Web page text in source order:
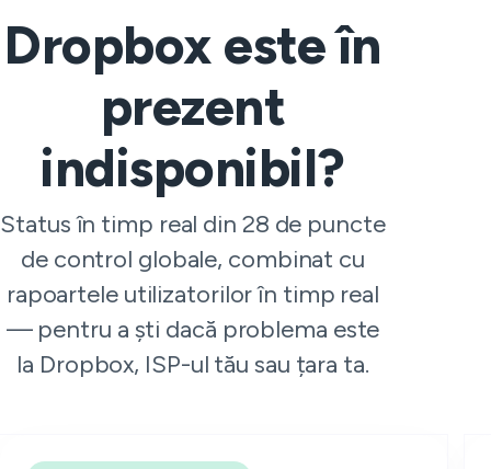
Dropbox este în
prezent
indisponibil?
Status în timp real din 28 de puncte
de control globale, combinat cu
rapoartele utilizatorilor în timp real
— pentru a ști dacă problema este
la Dropbox, ISP-ul tău sau țara ta.